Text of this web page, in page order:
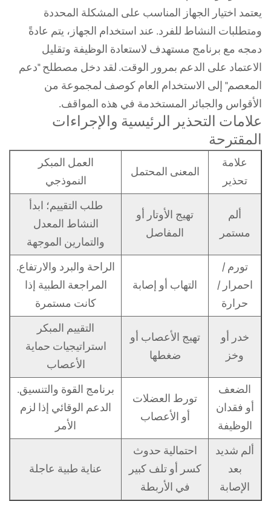
يعتمد اختيار الجهاز المناسب على المشكلة المحددة
ومتطلبات النشاط للفرد. عند استخدام الجهاز، يتم عادةً
دمجه مع برنامج مستهدف لاستعادة الوظيفة وتقليل
الاعتماد على الدعم بمرور الوقت. لقد دخل مصطلح "دعم
المعصم" إلى الاستخدام العام كوصف لمجموعة من
الأقواس والجبائر المستخدمة في هذه المواقف.
علامات التحذير الرئيسية والإجراءات
المقترحة
علامة
تحذير
المعنى المحتمل
العمل المبكر
النموذجي
ألم
مستمر
تهيج الأوتار أو
المفاصل
طلب التقييم؛ ابدأ
النشاط المعدل
والتمارين الموجهة
تورم /
احمرار /
حرارة
التهاب أو إصابة
الراحة والبرد والارتفاع.
المراجعة الطبية إذا
كانت مستمرة
خدر أو
وخز
تهيج الأعصاب أو
ضغطها
التقييم المبكر
استراتيجيات حماية
الأعصاب
الضعف
أو فقدان
الوظيفة
تورط العضلات
أو الأعصاب
برنامج القوة والتنسيق.
الدعم الوقائي إذا لزم
الأمر
ألم شديد
بعد
الإصابة
احتمالية حدوث
كسر أو تلف كبير
في الأربطة
عناية طبية عاجلة